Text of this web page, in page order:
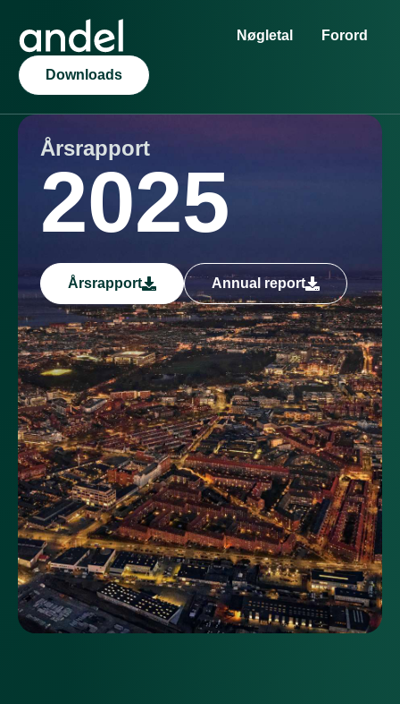
Nøgletal Forord
Downloads
Årsrapport
2025
Årsrapport Annual report